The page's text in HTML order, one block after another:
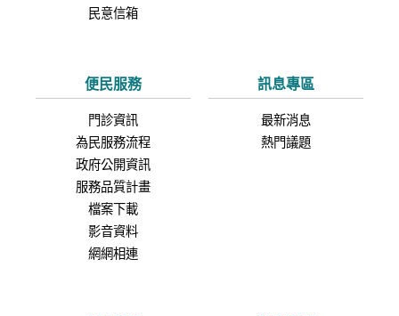
民意信箱
便民服務
門診資訊
為民服務流程
政府公開資訊
服務品質計畫
檔案下載
影音資料
網網相連
訊息專區
最新消息
熱門議題